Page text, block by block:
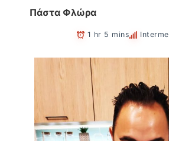
Πάστα
1 hr 5 mins